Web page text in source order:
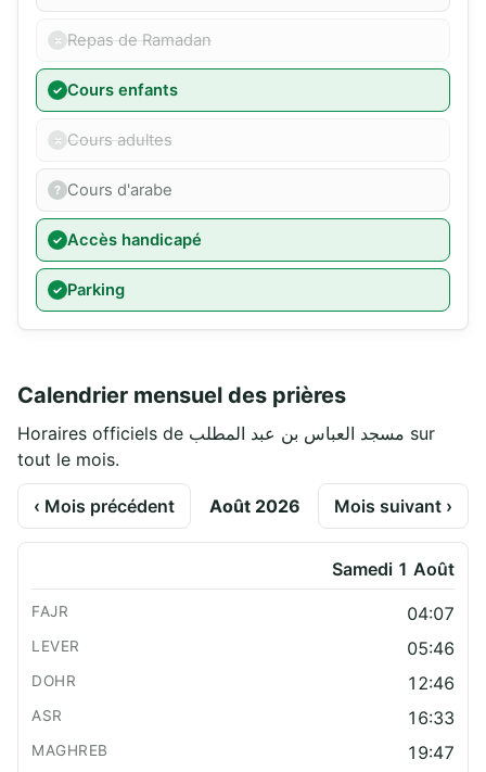
Repas de Ramadan
Cours enfants
Cours adultes
Cours d'arabe
Accès handicapé
Parking
Calendrier mensuel des prières
Horaires officiels de مسجد العباس بن عبد المطلب sur
tout le mois.
‹ Mois précédent Août 2026 Mois suivant ›
Samedi 1 Août
04:07
05:46
12:46
16:33
19:47